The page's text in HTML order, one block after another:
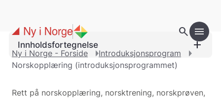
search menu
Ny i Norge - Forside
Introduksjonsprogram
Norskopplæring (introduksjonsprogrammet)
Rett på norskopplæring, norsktrening, norskprøven,
Innholdsfortegnelse add